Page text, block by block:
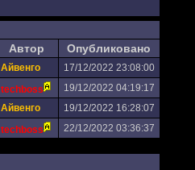
Автор Опубликовано
Айвенго
17/12/2022 23:08:00
techboss
19/12/2022 04:19:17
Айвенго
19/12/2022 16:28:07
techboss 22/12/2022 03:36:37